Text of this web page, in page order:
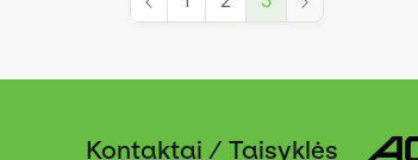
Kontaktai / Taisyklės